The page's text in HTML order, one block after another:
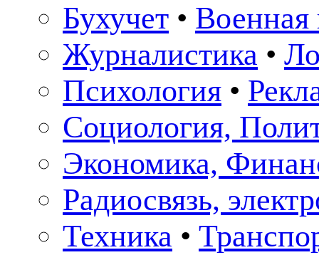
Бухучет • Военная
Журналистика •
Психология •
Социология,
Экономика,
Радиосвязь,
Техника •